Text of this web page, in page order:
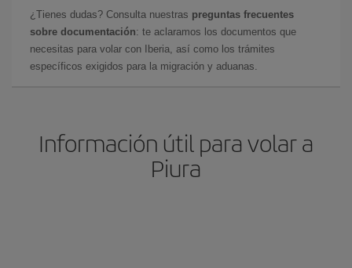
¿Tienes dudas? Consulta nuestras preguntas frecuentes
sobre documentación: te aclaramos los documentos que
necesitas para volar con Iberia, así como los trámites
específicos exigidos para la migración y aduanas.
Información útil para volar a
Piura